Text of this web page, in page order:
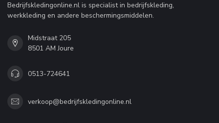
Bedrijfskledingonline.nl is specialist in bedrijfskleding,
werkkleding en andere beschermingsmiddelen.
Midstraat 205
8501 AM Joure
0513-724641
verkoop@bedrijfskledingonline.nl